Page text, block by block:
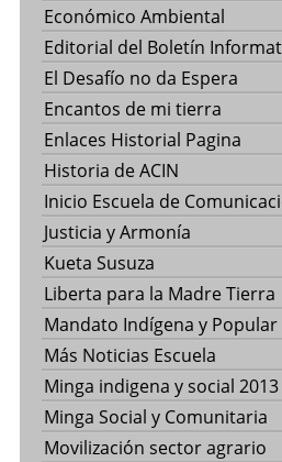
Económico Ambiental
Editorial del Boletín
El Desafío no da Espera
Encantos de mi tierra
Enlaces Historial Pagina
Historia de ACIN
Inicio Escuela de
Justicia y Armonía
Kueta Susuza
Liberta para la Madre Tierra
Mandato Indígena y Popular
Más Noticias Escuela
Minga indigena y social 2013
Minga Social y Comunitaria
Movilización sector agrario